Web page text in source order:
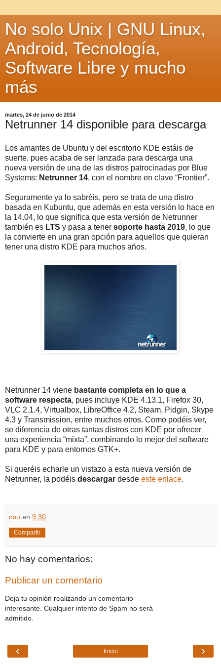
No solo Unix | GNU Linux,
Android, Tecnología,
Software Libre y mucho
más
martes, 24 de junio de 2014
Netrunner 14 disponible para descarga
Los amantes de Ubuntu y del escritorio KDE estáis de
suerte, pues acaba de ser lanzada para descarga una
nueva versión de una de las distros patrocinadas por Blue
Systems: Netrunner 14, con el nombre en clave “Frontier”.
Seguramente ya lo sabréis, pero se trata de una distro
basada en Kubuntu, que además en esta versión lo hace en
la 14.04, lo que significa que esta versión de Netrunner
también es LTS y pasa a tener soporte hasta 2019, lo que
la convierte en una gran opción para aquellos que quieran
tener una distro KDE para muchos años.
Netrunner 14 viene bastante completa en lo que a
software respecta, pues incluye KDE 4.13.1, Firefox 30,
VLC 2.1.4, Virtualbox, LibreOffice 4.2, Steam, Pidgin, Skype
4.3 y Transmission, entre muchos otros. Como podéis ver,
se diferencia de otras tantas distros con KDE por ofrecer
una experiencia “mixta”, combinando lo mejor del software
para KDE y para entornos GTK+.
Si queréis echarle un vistazo a esta nueva versión de
Netrunner, la podéis descargar desde este enlace.
nsu en 9:30
Compartir
No hay comentarios:
Publicar un comentario
Deja tu opinión realizando un comentario
interesante. Cualquier intento de Spam no será
admitido.
‹ ›
Inicio